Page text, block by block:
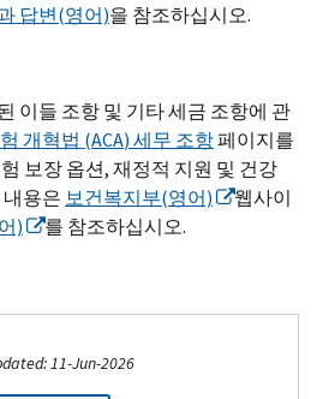
답변(영어)을 참조하십시오.
이들 조항 및 기타 세금 조항에 관
개혁법 (ACA) 세무 조항페이지를
보장 옵션, 재정적 지원 및 건강
용은 보건복지부(영어)
웹사이
) 를 참조하십시오.
11-Jun-2026